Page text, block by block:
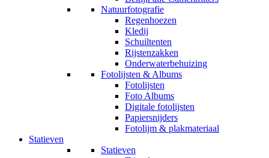
Natuurfotografie
Regenhoezen
Kledij
Schuiltenten
Rijstenzakken
Onderwaterbehuizing
Fotolijsten & Albums
Fotolijsten
Foto Albums
Digitale fotolijsten
Papiersnijders
Fotolijm & plakmateriaal
Statieven
Statieven